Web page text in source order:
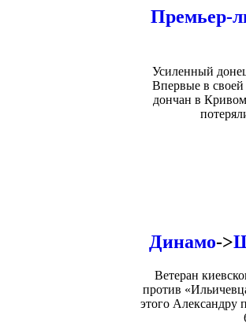
Премьер-
Усиленный
Впервые в
дончан в
Динамо->
Ветеран
против
этого Александру